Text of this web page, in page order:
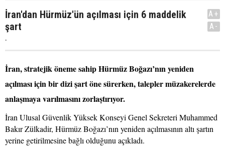
İran'dan Hürmüz'ün açılması için 6 maddelik
şart
.
A+
A-
İran, stratejik öneme sahip Hürmüz Boğazı’nın yeniden
açılması için bir dizi şart öne sürerken, talepler müzakerelerde
anlaşmaya varılmasını zorlaştırıyor.
İran Ulusal Güvenlik Yüksek Konseyi Genel Sekreteri Muhammed
Bakır Zülkadir, Hürmüz Boğazı’nın yeniden açılmasının altı şartın
yerine getirilmesine bağlı olduğunu açıkladı.